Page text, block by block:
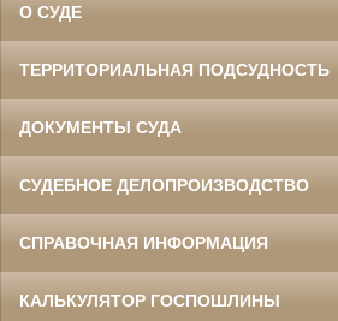
О СУДЕ
ТЕРРИТОРИАЛЬНАЯ ПОДСУДНОСТЬ
ДОКУМЕНТЫ СУДА
СУДЕБНОЕ ДЕЛОПРОИЗВОДСТВО
СПРАВОЧНАЯ ИНФОРМАЦИЯ
КАЛЬКУЛЯТОР ГОСПОШЛИНЫ